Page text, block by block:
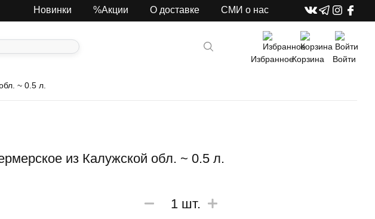
Новинки %Акции О доставке СМИ о нас
ИзбранноеКорзина Войти
~ 0.5 л.
из Калужской обл. ~ 0.5 л.
1 шт.